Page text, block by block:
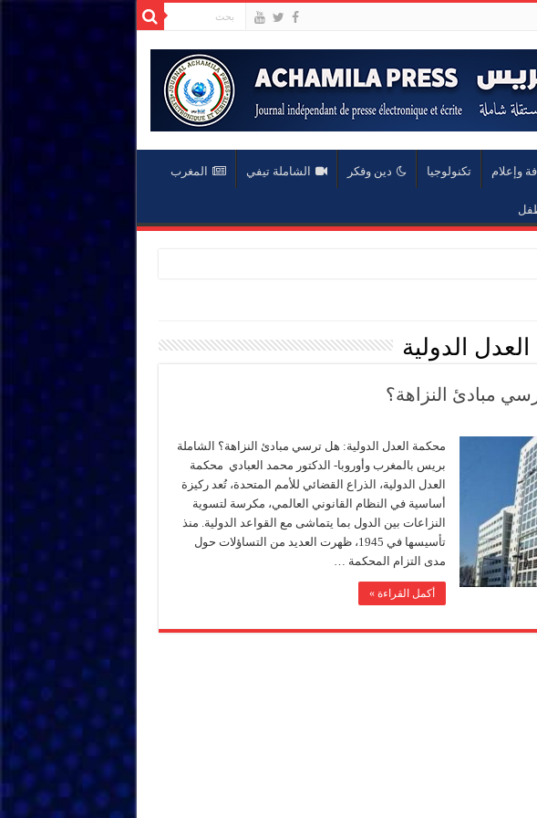
وإعلام تكنولوجيا دين وفكر الشاملة تيفي المغرب
الدولية
مبادئ النزاهة؟
محكمة العدل الدولية: هل ترسي مبادئ النزاهة؟ الشاملة
بريس بالمغرب وأوروبا- الدكتور محمد العبادي محكمة
العدل الدولية، الذراع القضائي للأمم المتحدة، تُعد ركيزة
أساسية في النظام القانوني العالمي، مكرسة لتسوية
النزاعات بين الدول بما يتماشى مع القواعد الدولية. منذ
تأسيسها في 1945، ظهرت العديد من التساؤلات حول
مدى التزام المحكمة …
أكمل القراءة »